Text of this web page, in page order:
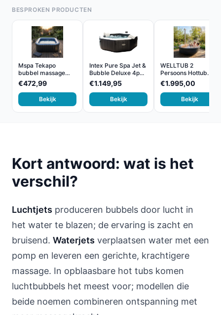
BESPROKEN PRODUCTEN
Mspa Tekapo
bubbel massage
jacuzzi - o...
€472,99
Bekijk
Intex Pure Spa Jet &
Bubble Deluxe 4p...
€1.149,95
Bekijk
WELLTUB 2
Persoons Hottub
met Gratis D...
€1.995,00
Bekijk
Kort antwoord: wat is het
verschil?
Luchtjets produceren bubbels door lucht in
het water te blazen; de ervaring is zacht en
bruisend. Waterjets verplaatsen water met een
pomp en leveren een gerichte, krachtigere
massage. In opblaasbare hot tubs komen
luchtbubbels het meest voor; modellen die
beide noemen combineren ontspanning met